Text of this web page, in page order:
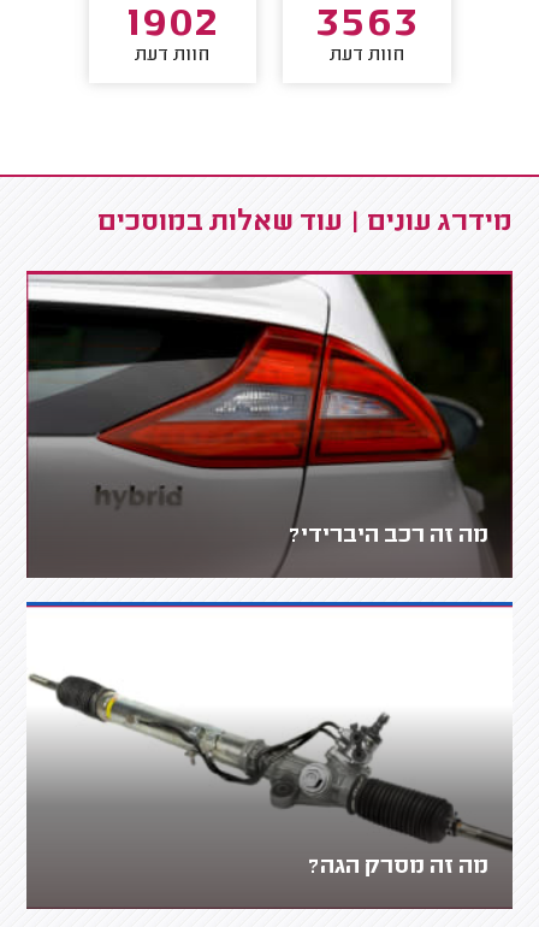
3563
חוות דעת
1902
חוות דעת
מידרג עונים | עוד שאלות במוסכים
מה זה רכב היברידי?
מה זה מסרק הגה?